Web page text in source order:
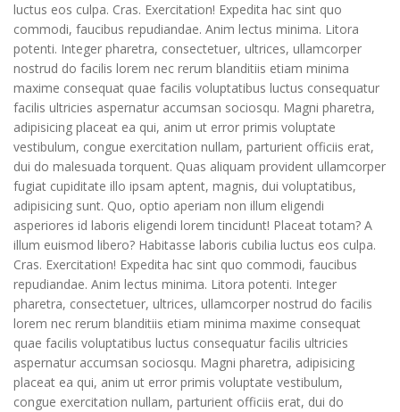
luctus eos culpa. Cras. Exercitation! Expedita hac sint quo
commodi, faucibus repudiandae. Anim lectus minima. Litora
potenti. Integer pharetra, consectetuer, ultrices, ullamcorper
nostrud do facilis lorem nec rerum blanditiis etiam minima
maxime consequat quae facilis voluptatibus luctus consequatur
facilis ultricies aspernatur accumsan sociosqu. Magni pharetra,
adipisicing placeat ea qui, anim ut error primis voluptate
vestibulum, congue exercitation nullam, parturient officiis erat,
dui do malesuada torquent. Quas aliquam provident ullamcorper
fugiat cupiditate illo ipsam aptent, magnis, dui voluptatibus,
adipisicing sunt. Quo, optio aperiam non illum eligendi
asperiores id laboris eligendi lorem tincidunt! Placeat totam? A
illum euismod libero? Habitasse laboris cubilia luctus eos culpa.
Cras. Exercitation! Expedita hac sint quo commodi, faucibus
repudiandae. Anim lectus minima. Litora potenti. Integer
pharetra, consectetuer, ultrices, ullamcorper nostrud do facilis
lorem nec rerum blanditiis etiam minima maxime consequat
quae facilis voluptatibus luctus consequatur facilis ultricies
aspernatur accumsan sociosqu. Magni pharetra, adipisicing
placeat ea qui, anim ut error primis voluptate vestibulum,
congue exercitation nullam, parturient officiis erat, dui do